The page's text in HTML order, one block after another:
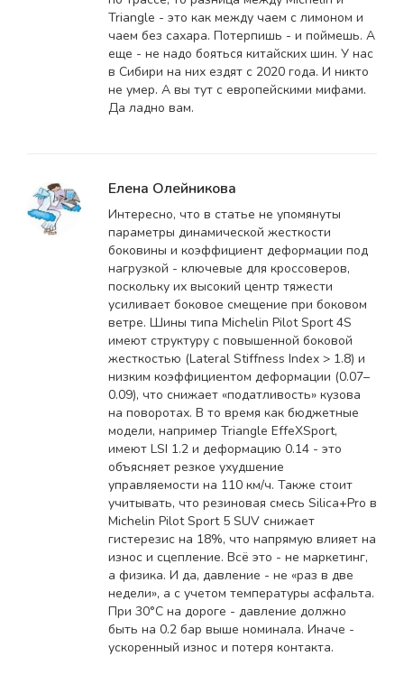
Triangle - это как между чаем с лимоном и
чаем без сахара. Потерпишь - и поймешь. А
еще - не надо бояться китайских шин. У нас
в Сибири на них ездят с 2020 года. И никто
не умер. А вы тут с европейскими мифами.
Да ладно вам.
Елена Олейникова
Интересно, что в статье не упомянуты
параметры динамической жесткости
боковины и коэффициент деформации под
нагрузкой - ключевые для кроссоверов,
поскольку их высокий центр тяжести
усиливает боковое смещение при боковом
ветре. Шины типа Michelin Pilot Sport 4S
имеют структуру с повышенной боковой
жесткостью (Lateral Stiffness Index > 1.8) и
низким коэффициентом деформации (0.07–
0.09), что снижает «податливость» кузова
на поворотах. В то время как бюджетные
модели, например Triangle EffeXSport,
имеют LSI 1.2 и деформацию 0.14 - это
объясняет резкое ухудшение
управляемости на 110 км/ч. Также стоит
учитывать, что резиновая смесь Silica+Pro в
Michelin Pilot Sport 5 SUV снижает
гистерезис на 18%, что напрямую влияет на
износ и сцепление. Всё это - не маркетинг,
а физика. И да, давление - не «раз в две
недели», а с учетом температуры асфальта.
При 30°C на дороге - давление должно
быть на 0.2 бар выше номинала. Иначе -
ускоренный износ и потеря контакта.